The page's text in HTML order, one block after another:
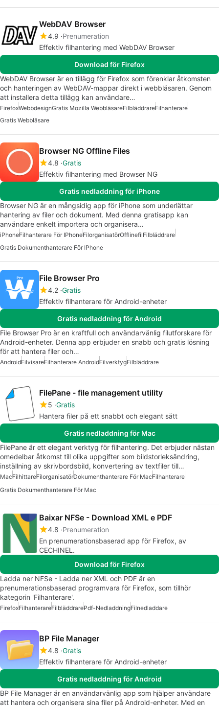
WebDAV Browser
4.9 Prenumeration
Effektiv filhantering med WebDAV Browser
Download för Firefox
WebDAV Browser är en tillägg för Firefox som förenklar åtkomsten
och hanteringen av WebDAV-mappar direkt i webbläsaren. Genom
att installera detta tillägg kan användare…
FirefoxWebbdesignGratis Mozilla WebbläsareFilbläddrareFilhanterare
Gratis Webbläsare
Browser NG Offline Files
4.8 Gratis
Effektiv filhantering med Browser NG
Gratis nedladdning för iPhone
Browser NG är en mångsidig app för iPhone som underlättar
hantering av filer och dokument. Med denna gratisapp kan
användare enkelt importera och organisera…
iPhoneFilhanterare För IPhoneFilorganisatörOfflinefilFilbläddrare
Gratis Dokumenthanterare För IPhone
File Browser Pro
4.2 Gratis
Effektiv filhanterare för Android-enheter
Gratis nedladdning för Android
File Browser Pro är en kraftfull och användarvänlig filutforskare för
Android-enheter. Denna app erbjuder en snabb och gratis lösning
för att hantera filer och…
AndroidFilvisareFilhanterare AndroidFilverktygFilbläddrare
FilePane - file management utility
5 Gratis
Hantera filer på ett snabbt och elegant sätt
Gratis nedladdning för Mac
FilePane är ett elegant verktyg för filhantering. Det erbjuder nästan
omedelbar åtkomst till olika uppgifter som bildstorleksändring,
inställning av skrivbordsbild, konvertering av textfiler till…
MacFilhittareFilorganisatörDokumenthanterare För MacFilhanterare
Gratis Dokumenthanterare För Mac
Baixar NFSe - Download XML e PDF
4.8 Prenumeration
En prenumerationsbaserad app för Firefox, av
CECHINEL.
Download för Firefox
Ladda ner NFSe - Ladda ner XML och PDF är en
prenumerationsbaserad programvara för Firefox, som tillhör
kategorin 'Filhanterare'.
FirefoxFilhanterareFilbläddrarePdf-NedladdningFilnedladdare
BP File Manager
4.8 Gratis
Effektiv filhanterare för Android-enheter
Gratis nedladdning för Android
BP File Manager är en användarvänlig app som hjälper användare
att hantera och organisera sina filer på Android-enheter. Med en